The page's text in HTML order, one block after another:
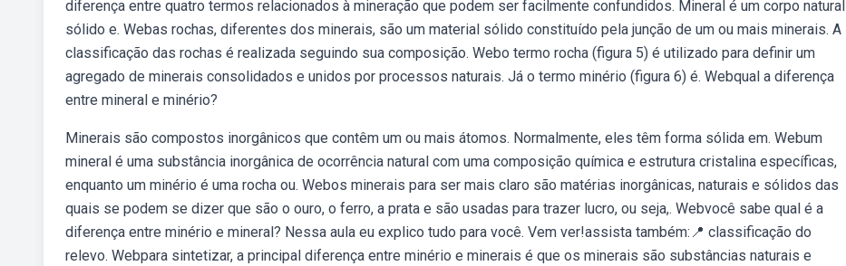
diferença entre quatro termos relacionados à mineração que podem ser facilmente confundidos. Mineral é um corpo natural
sólido e. Webas rochas, diferentes dos minerais, são um material sólido constituído pela junção de um ou mais minerais. A
classificação das rochas é realizada seguindo sua composição. Webo termo rocha (figura 5) é utilizado para definir um
agregado de minerais consolidados e unidos por processos naturais. Já o termo minério (figura 6) é. Webqual a diferença
entre mineral e minério?
Minerais são compostos inorgânicos que contêm um ou mais átomos. Normalmente, eles têm forma sólida em. Webum
mineral é uma substância inorgânica de ocorrência natural com uma composição química e estrutura cristalina específicas,
enquanto um minério é uma rocha ou. Webos minerais para ser mais claro são matérias inorgânicas, naturais e sólidos das
quais se podem se dizer que são o ouro, o ferro, a prata e são usadas para trazer lucro, ou seja,. Webvocê sabe qual é a
diferença entre minério e mineral? Nessa aula eu explico tudo para você. Vem ver!assista também:📍 classificação do
relevo. Webpara sintetizar, a principal diferença entre minério e minerais é que os minerais são substâncias naturais e